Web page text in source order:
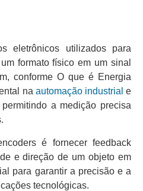
eletrônicos utilizados para
formato físico em um sinal
conforme O que é Energia
na automação industrial e
a medição precisa
é fornecer feedback
e direção de um objeto em
para garantir a precisão e a
tecnológicas.